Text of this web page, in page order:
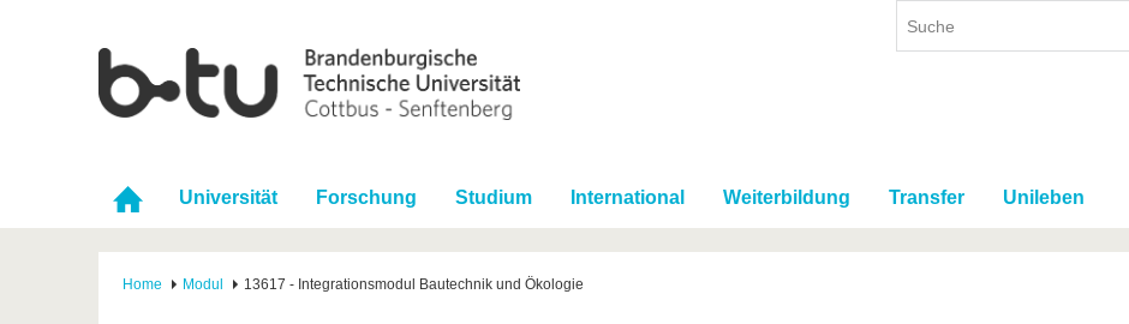
Universität Forschung Studium International Weiterbildung Transfer Unileben
Home Modul 13617 - Integrationsmodul Bautechnik und Ökologie